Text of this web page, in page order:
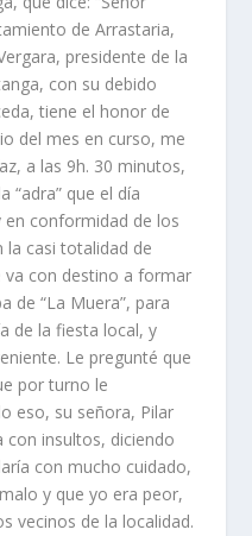
de Arrastaria,
presidente de la
con su debido
tiene el honor de
del mes en curso, me
a las 9h. 30 minutos,
“adra” que el día
conformidad de los
la casi totalidad de
va con destino a formar
de “La Muera”, para
de la fiesta local, y
Le pregunté que
por turno le
eso, su señora, Pilar
con insultos, diciendo
con mucho cuidado,
y que yo era peor,
vecinos de la localidad.